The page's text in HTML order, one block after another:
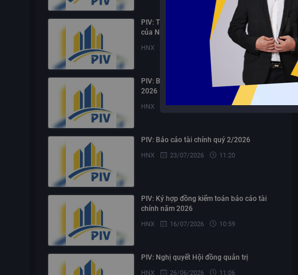
PIV: Thông báo thay đổi Người có liên quan
của Người nội bộ
HNX
PIV: Báo cáo quản trị công ty bán niên
2026
HNX 30/07/2026 15:42
PIV: Báo cáo tài chính quý 2/2026
HNX 23/07/2026 11:20
PIV: Ký hợp đồng kiểm toán báo cáo tài
chính năm 2026
HNX 16/07/2026 10:59
PIV: Nghị quyết Hội đồng quản trị
HNX 26/06/2026 11:06